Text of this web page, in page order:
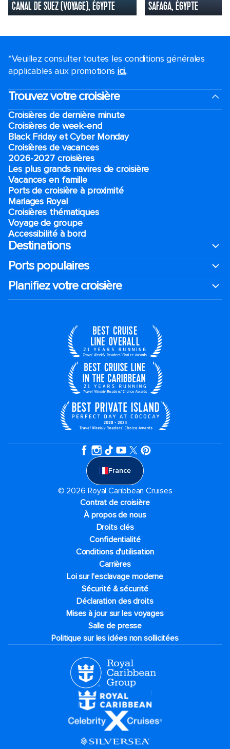
CANAL DE SUEZ (VOYAGE), ÉGYPTE SAFAGA, ÉGYPTE
*Veuillez consulter toutes les conditions générales
applicables aux promotions ici..
Trouvez votre croisière
Croisières de dernière minute
Croisières de week-end
Black Friday et Cyber Monday
Croisières de vacances
2026-2027 croisières
Les plus grands navires de croisière
Vacances en famille
Ports de croisière à proximité
Mariages Royal
Croisières thématiques
Voyage de groupe​
Accessibilité à bord​
Destinations
Ports populaires
Planifiez votre croisière
France
© 2026 Royal Caribbean Cruises
Contrat de croisière
À propos de nous
Droits clés
Confidentialité
Conditions d'utilisation
Carrières
Loi sur l'esclavage moderne
Sécurité & sécurité
Déclaration des droits
Mises à jour sur les voyages
Salle de presse
Politique sur les idées non sollicitées